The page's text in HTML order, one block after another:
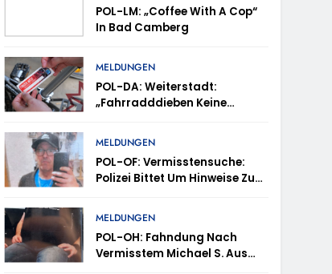
Gastro- Und Sicherheitsgewerbe
(11-18 Uhr)- Bürgerinnen Und Bürger
Markus Höfer
Eines Fotos
Im Rheingau-Taunus-Kreis – Rund
POL-LM: „Coffee With A Cop“
In Bad Camberg
MELDUNGEN
POL-DA: Weiterstadt:
„Fahrradddieben Keine
Fahrradcodierung /
Anmeldung Erforderlich
MELDUNGEN
POL-OF: Vermisstensuche:
Polizei Bittet Um Hinweise Zum
Zaragoza Gonzalez
MELDUNGEN
POL-OH: Fahndung Nach
Vermisstem Michael S. Aus